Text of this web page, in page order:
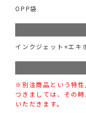
OPP袋
インクジェット+エキ
※別注商品という特性
つきましては、その
いただきます。